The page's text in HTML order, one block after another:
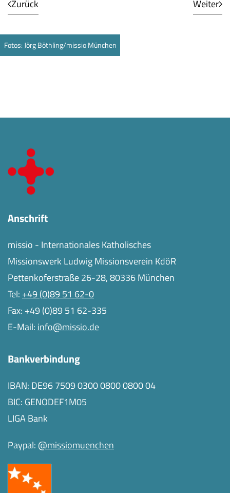
Zurück Weiter
Fotos: Jörg Böthling/missio München
Anschrift
missio - Internationales Katholisches
Missionswerk Ludwig Missionsverein KdöR
Pettenkoferstraße 26-28, 80336 München
Tel: +49 (0)89 51 62-0
Fax: +49 (0)89 51 62-335
E-Mail: info@missio.de
Bankverbindung
IBAN: DE96 7509 0300 0800 0800 04
BIC: GENODEF1M05
LIGA Bank
Paypal: @missiomuenchen